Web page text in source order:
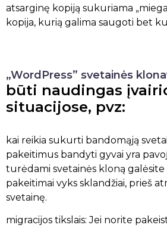
atsarginę kopiją sukuriama
kopija, kurią galima saugoti bet
„WordPress” svetainės
būti naudingas
situacijose, pvz:
kai reikia sukurti bandomąją
pakeitimus bandyti gyvai yra
turėdami svetainės kloną galėsite
pakeitimai vyks sklandžiai, prieš
svetainę.
migracijos tikslais: Jei norite